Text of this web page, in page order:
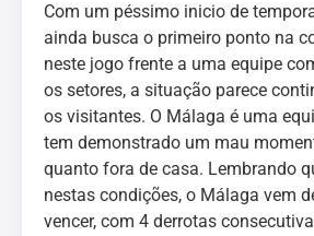
Com um péssimo inicio de
ainda busca o primeiro ponto na
neste jogo frente a uma equipe
os setores, a situação parece
os visitantes. O Málaga é uma
tem demonstrado um mau
quanto fora de casa. Lembrando
nestas condições, o Málaga vem
vencer, com 4 derrotas